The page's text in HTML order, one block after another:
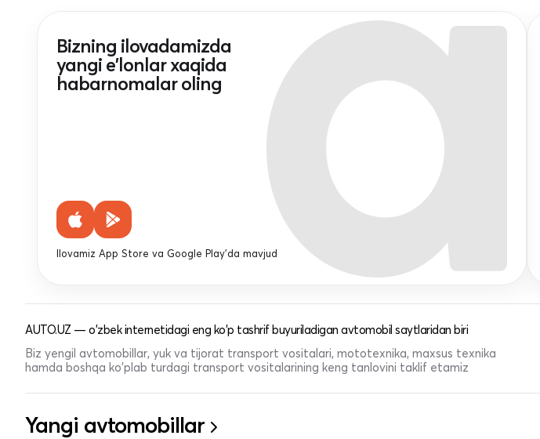
Bizning ilovadamizda
yangi e'lonlar xaqida
habarnomalar oling
Ilovamiz App Store va Google Play'da mavjud
AUTO.UZ — o'zbek internetidagi eng ko'p tashrif buyuriladigan avtomobil saytlaridan biri
Biz yengil avtomobillar, yuk va tijorat transport vositalari, mototexnika, maxsus texnika
hamda boshqa ko'plab turdagi transport vositalarining keng tanlovini taklif etamiz
Yangi avtomobillar